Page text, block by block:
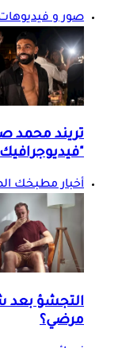
صور و
تريند محمد
أخبار مطبخك
التجشؤ بعد
مرضي؟